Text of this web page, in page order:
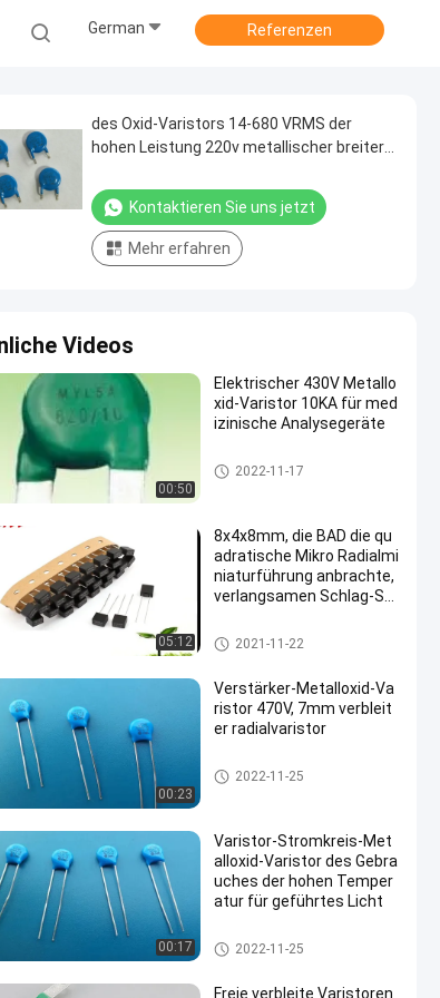
German Referenzen
des Oxid-Varistors 14-680 VRMS der
hohen Leistung 220v metallischer breiter
Kontaktieren Sie uns jetzt
Mehr erfahren
Videos
00:50
Elektrischer 430V Metallo
xid-Varistor 10KA für med
izinische Analysegeräte
Metalloxid-Varistor
2022-11-17
05:12
8x4x8mm, die BAD die qu
adratische Mikro Radialmi
niaturführung anbrachte,
verlangsamen Schlag-Su
A 250V
Metalloxid-Varistor
2021-11-22
00:23
Verstärker-Metalloxid-Va
ristor 470V, 7mm verbleit
er radialvaristor
Metalloxid-Varistor
2022-11-25
00:17
Varistor-Stromkreis-Met
alloxid-Varistor des Gebra
uches der hohen Temper
atur für geführtes Licht
Metalloxid-Varistor
2022-11-25
Freie verbleite Varistoren